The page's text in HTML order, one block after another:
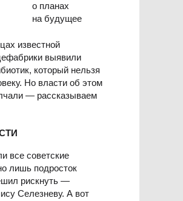
о планах
на будущее
известной
выявили
который нельзя
Но власти об этом
— рассказываем
все советские
лишь подросток
рискнуть —
Селезневу. А вот